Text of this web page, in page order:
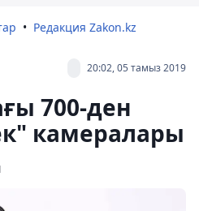
Редакция Zakon.kz
20:02, 05 тамыз 2019
700-ден
камералары